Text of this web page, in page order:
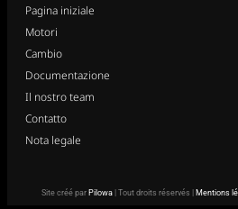
Pagina iniziale
Motori
Cambio
Documentazione
Il nostro team
Contatto
Nota legale
Site créé par Pilowa| Tout droits réservés | Mentions